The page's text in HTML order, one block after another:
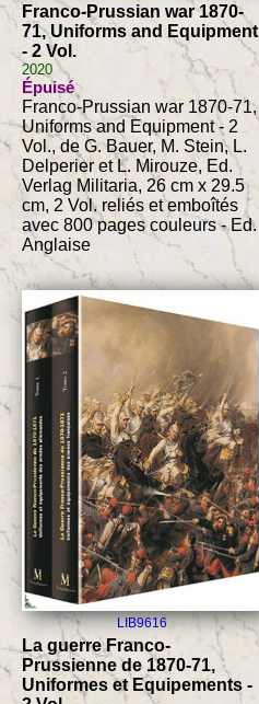
Franco-Prussian war 1870-
71, Uniforms and Equipment
- 2 Vol.
2020
Épuisé
Franco-Prussian war 1870-71,
Uniforms and Equipment - 2
Vol., de G. Bauer, M. Stein, L.
Delperier et L. Mirouze, Ed.
Verlag Militaria, 26 cm x 29.5
cm, 2 Vol. reliés et emboîtés
avec 800 pages couleurs - Ed.
Anglaise
LIB9616
La guerre Franco-
Prussienne de 1870-71,
Uniformes et Equipements -